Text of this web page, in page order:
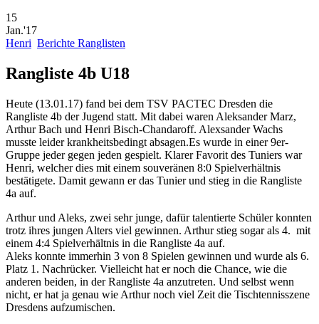
15
Jan.'17
Henri Berichte Ranglisten
Rangliste 4b U18
Heute (13.01.17) fand bei dem TSV PACTEC Dresden die
Rangliste 4b der Jugend statt. Mit dabei waren Aleksander Marz,
Arthur Bach und Henri Bisch-Chandaroff. Alexsander Wachs
musste leider krankheitsbedingt absagen.Es wurde in einer 9er-
Gruppe jeder gegen jeden gespielt. Klarer Favorit des Tuniers war
Henri, welcher dies mit einem souveränen 8:0 Spielverhältnis
bestätigete. Damit gewann er das Tunier und stieg in die Rangliste
4a auf.
Arthur und Aleks, zwei sehr junge, dafür talentierte Schüler konnten
trotz ihres jungen Alters viel gewinnen. Arthur stieg sogar als 4. mit
einem 4:4 Spielverhältnis in die Rangliste 4a auf.
Aleks konnte immerhin 3 von 8 Spielen gewinnen und wurde als 6.
Platz 1. Nachrücker. Vielleicht hat er noch die Chance, wie die
anderen beiden, in der Rangliste 4a anzutreten. Und selbst wenn
nicht, er hat ja genau wie Arthur noch viel Zeit die Tischtennisszene
Dresdens aufzumischen.